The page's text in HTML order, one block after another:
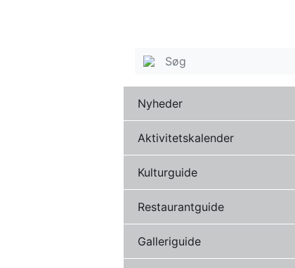
Nyheder
Aktivitetskalender
Kulturguide
Restaurantguide
Galleriguide